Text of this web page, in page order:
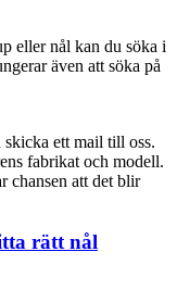
eller nål kan du söka i
även att söka på
ett mail till oss.
fabrikat och modell.
chansen att det blir
rätt nål